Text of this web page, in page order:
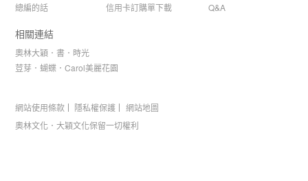
總編的話
信用卡訂購單下載
Q&A
相關連結
奧林大穎．書．時光
荳芽．蝴蝶．Carol美麗花園
奧林文化．大穎文化保留一切權利
網站使用條款 隱私權保護 網站地圖